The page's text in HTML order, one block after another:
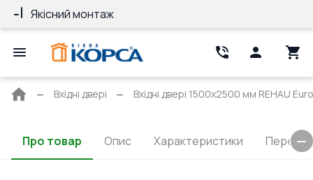
Якісний монтаж
Головна
Вхідні двері Вхідні двері 1500x2500 мм REHAU
Про товар Опис Характеристики